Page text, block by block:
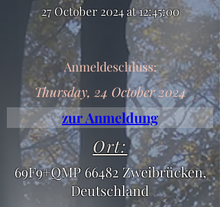
27 October 2024 at 12:45:00
Anmeldeschluss:
Thursday, 24 October 2024
zur Anmeldung
Ort:
69F9+QMP 66482 Zweibrücken,
Deutschland